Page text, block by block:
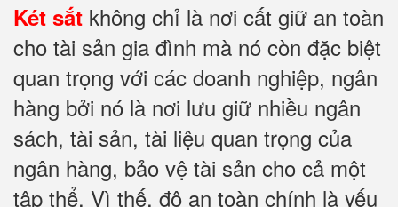
Két sắt không chỉ là nơi cất giữ an toàn
cho tài sản gia đình mà nó còn đặc biệt
quan trọng với các doanh nghiệp, ngân
hàng bởi nó là nơi lưu giữ nhiều ngân
sách, tài sản, tài liệu quan trọng của
ngân hàng, bảo vệ tài sản cho cả một
tập thể. Vì thế, độ an toàn chính là yếu